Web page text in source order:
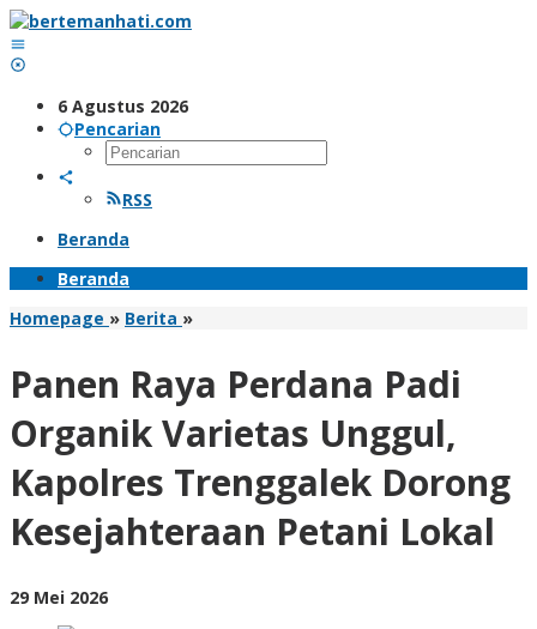
Lewati
ke
konten
6 Agustus 2026
Pencarian
RSS
Beranda
Beranda
Homepage » Berita »Panen
Padi
Varietas
Unggul,
Kapolres
Trenggalek
Dorong
Kesejahteraan
Panen Raya Perdana Padi
Organik Varietas Unggul,
Kapolres Trenggalek Dorong
Kesejahteraan Petani Lokal
29 Mei 2026oleh